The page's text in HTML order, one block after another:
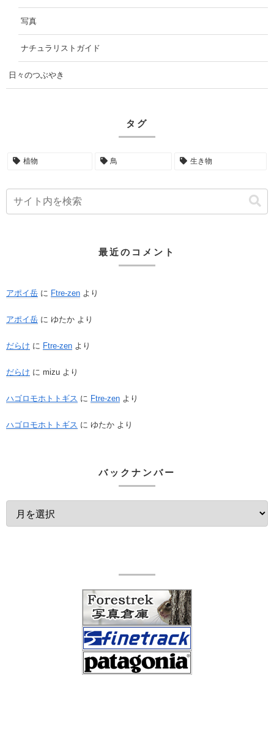
写真
ナチュラリストガイド
日々のつぶやき
タグ
植物 鳥 生き物
最近のコメント
アポイ岳 に Ftre-zen より
アポイ岳 に ゆたか より
だらけ に Ftre-zen より
だらけ に mizu より
ハゴロモホトトギス に Ftre-zen より
ハゴロモホトトギス に ゆたか より
バックナンバー